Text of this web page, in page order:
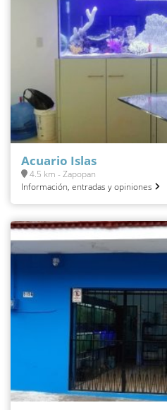
Acuario Islas
4.5 km - Zapopan
Información, entradas y opiniones